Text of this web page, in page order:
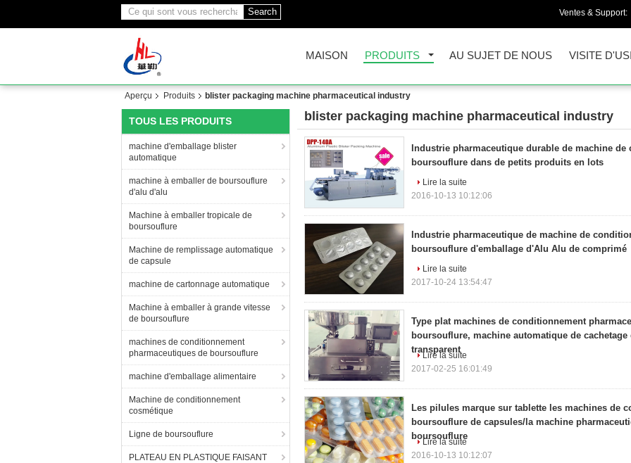
Search Ventes & Support:
MAISON PRODUITS AU SUJET DE NOUS VISITE
Aperçu Produits blister packaging machine pharmaceutical industry
TOUS LES PRODUITS
machine d'emballage blister
automatique
machine à emballer de boursouflure
d'alu d'alu
Machine à emballer tropicale de
boursouflure
Machine de remplissage automatique
de capsule
machine de cartonnage automatique
Machine à emballer à grande vitesse
de boursouflure
machines de conditionnement
pharmaceutiques de boursouflure
machine d'emballage alimentaire
Machine de conditionnement
cosmétique
Ligne de boursouflure
PLATEAU EN PLASTIQUE FAISANT
blister packaging machine pharmaceutical industry
(72)
Industrie pharmaceutique durable de machine
boursouflure dans de petits produits en lots
Lire la suite
2016-10-13 10:12:06
Industrie pharmaceutique de machine de
boursouflure d'emballage d'Alu Alu de comprimé
Lire la suite
2017-10-24 13:54:47
Type plat machines de conditionnement
boursouflure, machine automatique de cachetage
transparent
Lire la suite
2017-02-25 16:01:49
Les pilules marque sur tablette les machines de
boursouflure de capsules/la machine
boursouflure
Lire la suite
2016-10-13 10:12:07